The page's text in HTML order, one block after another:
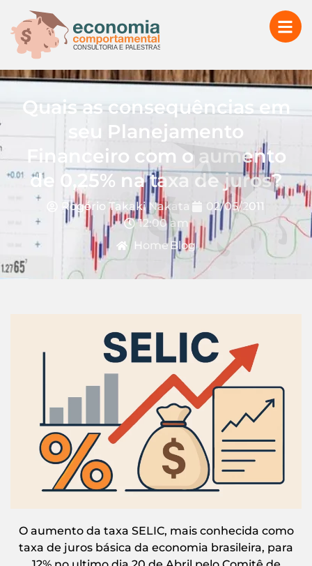
Quais as consequências em
seu Planejamento
Financeiro com o aumento
de 0,25% na taxa de juros?
Rogério Takaki Nakata
02/05/2011
12:00 am
Home Blog
O aumento da taxa SELIC, mais conhecida como
taxa de juros básica da economia brasileira, para